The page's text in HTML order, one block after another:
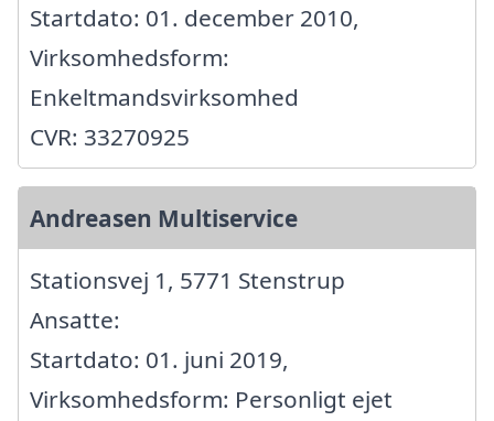
Startdato: 01. december 2010,
Virksomhedsform:
Enkeltmandsvirksomhed
CVR: 33270925
Andreasen Multiservice
Stationsvej 1, 5771 Stenstrup
Ansatte:
Startdato: 01. juni 2019,
Virksomhedsform: Personligt ejet